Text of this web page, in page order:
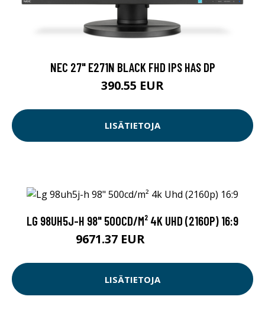
NEC 27" E271N BLACK FHD IPS HAS DP
390.55 EUR
LISÄTIETOJA
LG 98UH5J-H 98" 500CD/M² 4K UHD (2160P) 16:9
9671.37 EUR
LISÄTIETOJA